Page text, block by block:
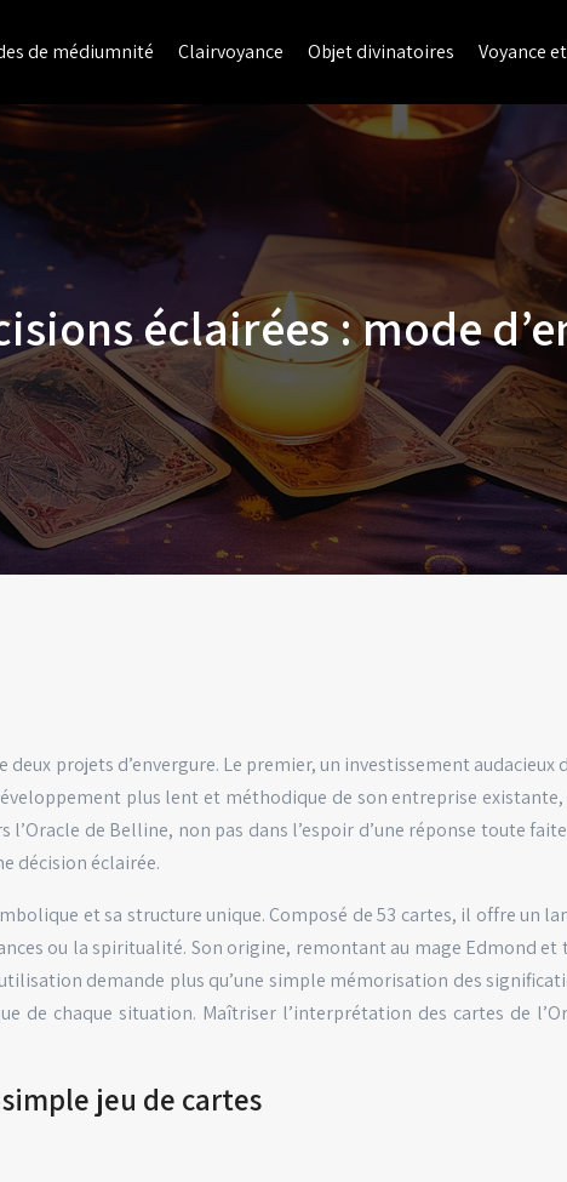
de médiumnité Clairvoyance Objet divinatoires Voyance
éclairées : mode
projets d’envergure. Le premier, un investissement
plus lent et méthodique de son entreprise
de Belline, non pas dans l’espoir d’une réponse toute
décision éclairée.
et sa structure unique. Composé de 53 cartes, il offre un
ou la spiritualité. Son origine, remontant au mage Edmond
demande plus qu’une simple mémorisation des
de chaque situation. Maîtriser l’interprétation des cartes de
jeu de cartes